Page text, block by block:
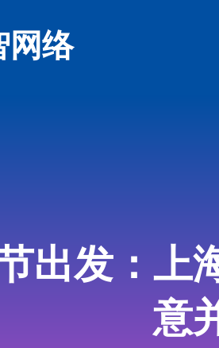
网络
出发：上
意